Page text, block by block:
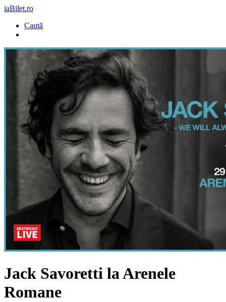
iaBilet.ro
Caută
Jack Savoretti la Arenele
Romane